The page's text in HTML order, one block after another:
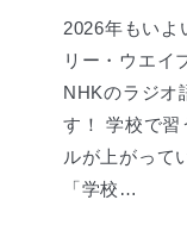
2026年もいよ
リー・ウエイ
NHKのラジオ
す！ 学校で習
ルが上がって
「学校…